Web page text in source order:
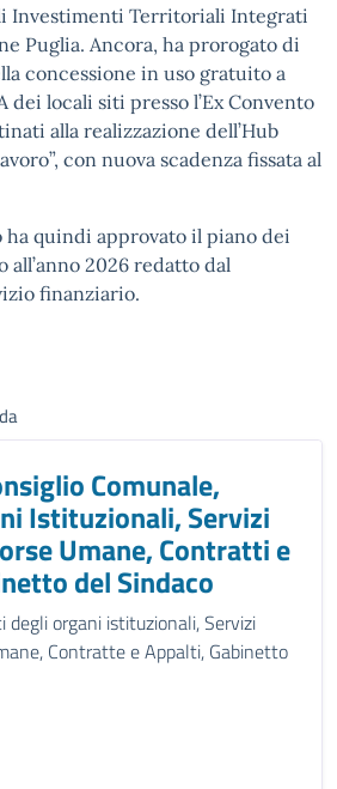
Investimenti Territoriali Integrati
Puglia. Ancora, ha prorogato di
concessione in uso gratuito a
dei locali siti presso l’Ex Convento
alla realizzazione dell’Hub
con nuova scadenza fissata al
ha quindi approvato il piano dei
all’anno 2026 redatto dal
finanziario.
Comunale,
Istituzionali, Servizi
Umane, Contratti e
del Sindaco
degli organi istituzionali, Servizi
Contratte e Appalti, Gabinetto